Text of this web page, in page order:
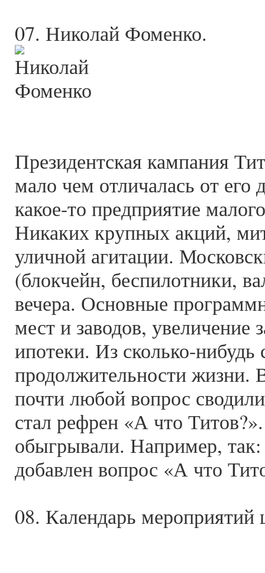
07. Николай Фоменко.
Президентская кампания
мало чем отличалась от его
какое-то предприятие
Никаких крупных акций,
уличной агитации.
(блокчейн, беспилотники,
вечера. Основные
мест и заводов, увеличение
ипотеки. Из сколько-нибудь
продолжительности жизни.
почти любой вопрос
стал рефрен «А что
обыгрывали. Например,
добавлен вопрос «А что
08. Календарь мероприятий